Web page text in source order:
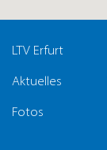
LTV Erfurt
Aktuelles
Fotos